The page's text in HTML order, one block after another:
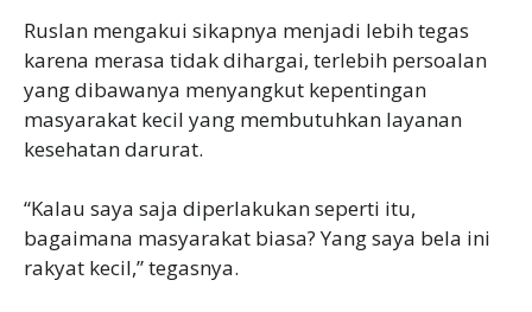
‎Ruslan mengakui sikapnya menjadi lebih tegas
karena merasa tidak dihargai, terlebih persoalan
yang dibawanya menyangkut kepentingan
masyarakat kecil yang membutuhkan layanan
kesehatan darurat.
‎“Kalau saya saja diperlakukan seperti itu,
bagaimana masyarakat biasa? Yang saya bela ini
rakyat kecil,” tegasnya.